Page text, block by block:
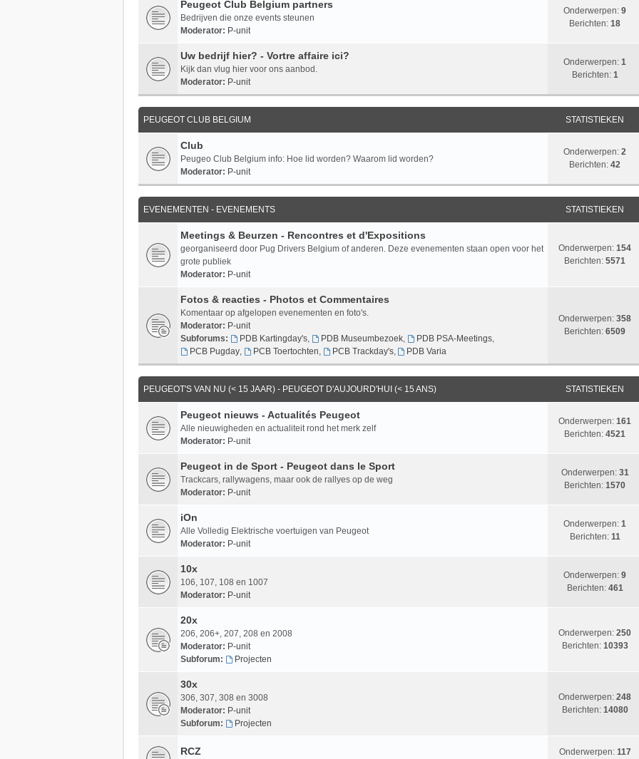
Peugeot Club Belgium partners
Bedrijven die onze events steunen
Moderator: P-unit
Onderwerpen: 9
Berichten: 18
Uw bedrijf hier? - Vortre affaire ici?
Kijk dan vlug hier voor ons aanbod.
Moderator: P-unit
Onderwerpen: 1
Berichten: 1
PEUGEOT CLUB BELGIUM STATISTIEKEN
Club
Peugeo Club Belgium info: Hoe lid worden? Waarom lid worden?
Moderator: P-unit
Onderwerpen: 2
Berichten: 42
EVENEMENTEN - EVENEMENTS STATISTIEKEN
Meetings & Beurzen - Rencontres et d'Expositions
georganiseerd door Pug Drivers Belgium of anderen. Deze evenementen staan open voor het
grote publiek
Moderator: P-unit
Onderwerpen: 154
Berichten: 5571
Fotos & reacties - Photos et Commentaires
Komentaar op afgelopen evenementen en foto's.
Moderator: P-unit
Subforums:
PDB Kartingday's, PDB Museumbezoek, PDB PSA-Meetings,
PCB Pugday, PCB Toertochten, PCB Trackday's, PDB Varia
Onderwerpen: 358
Berichten: 6509
PEUGEOT'S VAN NU (< 15 JAAR) - PEUGEOT D'AUJOURD'HUI (< 15 ANS) STATISTIEKEN
Peugeot nieuws - Actualités Peugeot
Alle nieuwigheden en actualiteit rond het merk zelf
Moderator: P-unit
Onderwerpen: 161
Berichten: 4521
Peugeot in de Sport - Peugeot dans le Sport
Trackcars, rallywagens, maar ook de rallyes op de weg
Moderator: P-unit
Onderwerpen: 31
Berichten: 1570
iOn
Alle Volledig Elektrische voertuigen van Peugeot
Moderator: P-unit
Onderwerpen: 1
Berichten: 11
10x
106, 107, 108 en 1007
Moderator: P-unit
Onderwerpen: 9
Berichten: 461
20x
206, 206+, 207, 208 en 2008
Moderator: P-unit
Subforum:
Projecten
Onderwerpen: 250
Berichten: 10393
30x
306, 307, 308 en 3008
Moderator: P-unit
Subforum:
Projecten
Onderwerpen: 248
Berichten: 14080
RCZ Onderwerpen: 117